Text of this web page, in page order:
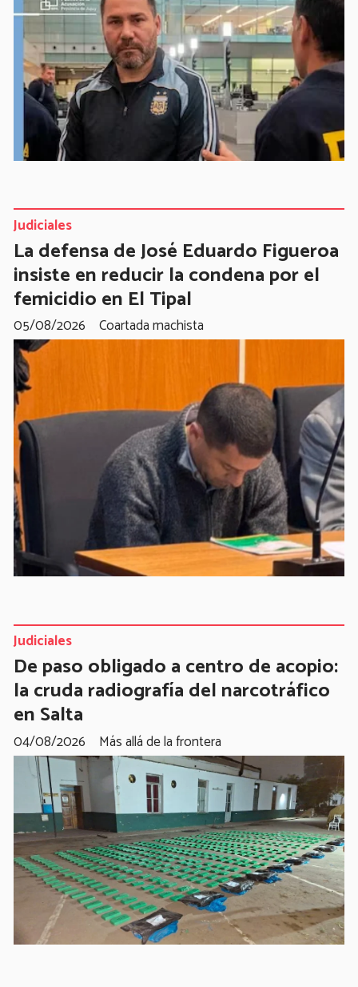
La defensa de José Eduardo Figueroa
insiste en reducir la condena por el
femicidio en El Tipal
Coartada machista
Judiciales
05/08/2026
De paso obligado a centro de acopio:
la cruda radiografía del narcotráfico
en Salta
Más allá de la frontera
Judiciales
04/08/2026